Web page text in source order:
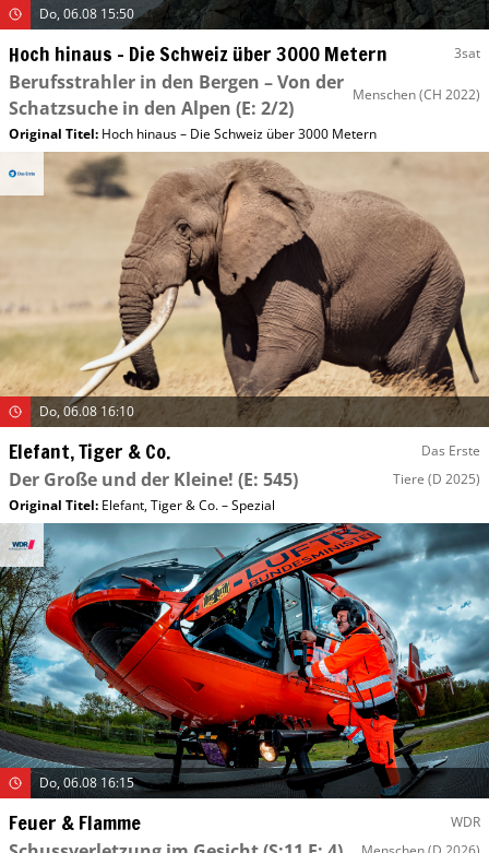
Do, 06.08 15:50
Hoch hinaus – Die Schweiz über 3000 Metern 3sat
Berufsstrahler in den Bergen – Von der
Schatzsuche in den Alpen (E: 2/2)
Menschen(CH 2022)
Original Titel: Hoch hinaus – Die Schweiz über 3000 Metern
Do, 06.08 16:10
Elefant, Tiger & Co. Das Erste
Der Große und der Kleine! (E: 545) Tiere (D 2025)
Original Titel: Elefant, Tiger & Co. – Spezial
Do, 06.08 16:15
Feuer & Flamme WDR